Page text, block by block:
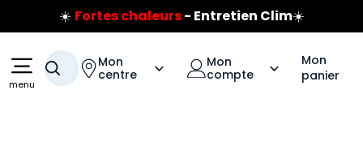
Aller au contenu principal
Aller à la navigation
☀️ Fortes chaleurs- Entretien Clim☀️
Prix coûtant pneus Bridgestone
🔥
Jusqu'à 120€ remboursés
sur les pneus Bridgestone
menu
Votre recherche
Mon
centre
Mon
compte
Mon
panier